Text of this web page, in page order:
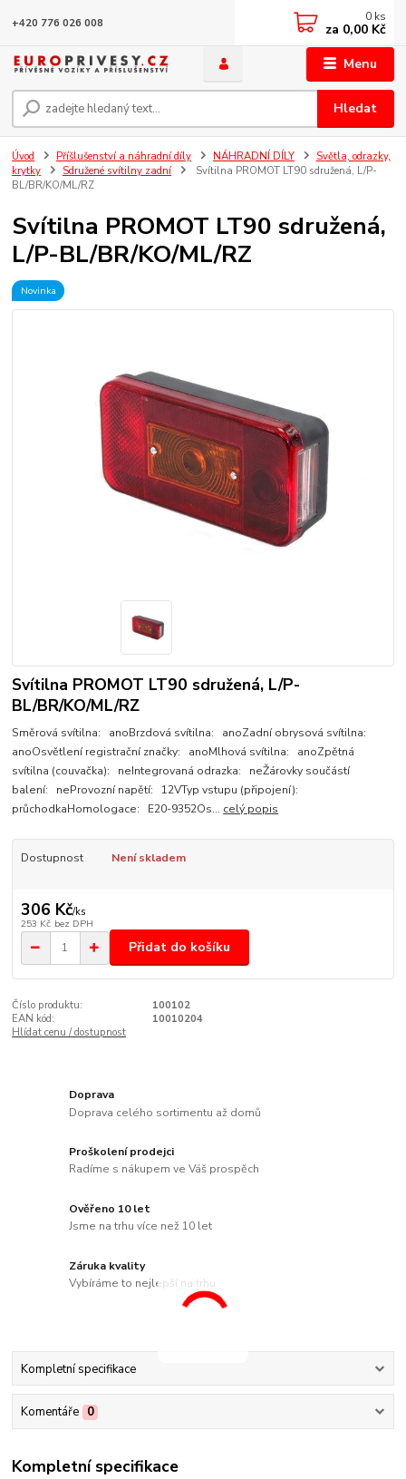
Menu
Hledat
+420 776 026 008 0 ks
za 0,00 Kč
Úvod Příšlušenství a náhradní díly NÁHRADNÍ DÍLY
Světla, odrazky,
krytky
Sdružené svítilny zadní
Svítilna PROMOT LT90 sdružená, L/P-
BL/BR/KO/ML/RZ
Svítilna PROMOT LT90 sdružená,
L/P-BL/BR/KO/ML/RZ
Novinka
Svítilna PROMOT LT90 sdružená, L/P-
BL/BR/KO/ML/RZ
Směrová svítilna: anoBrzdová svítilna: anoZadní obrysová svítilna:
anoOsvětlení registrační značky: anoMlhová svítilna: anoZpětná
svítilna (couvačka): neIntegrovaná odrazka: neŽárovky součástí
balení: neProvozní napětí: 12VTyp vstupu (připojení):
průchodkaHomologace: E20-9352Os... celý popis
Dostupnost Není skladem
306 Kč/ks
253 Kč bez DPH
Přidat do košíku
Číslo produktu:
100102
EAN kód:
10010204
Hlídat cenu / dostupnost
Doprava
Doprava celého sortimentu až domů
Proškolení prodejci
Radíme s nákupem ve Váš prospěch
Ověřeno 10 let
Jsme na trhu více než 10 let
Záruka kvality
Vybíráme to nejlepší na trhu
Kompletní specifikace
Komentáře 0
Kompletní specifikace